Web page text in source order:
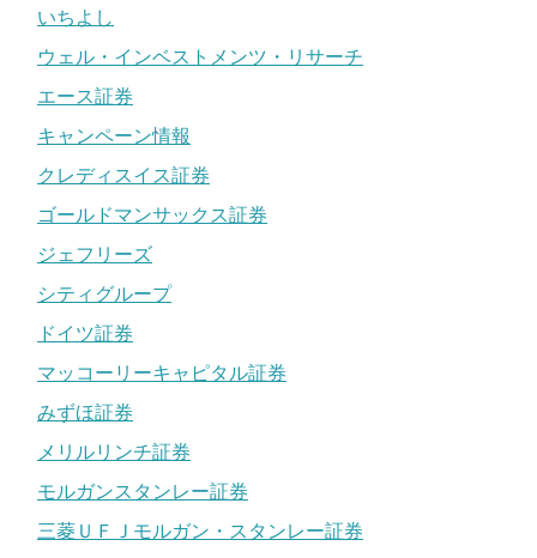
いちよし
ウェル・インベストメンツ・リサーチ
エース証券
キャンペーン情報
クレディスイス証券
ゴールドマンサックス証券
ジェフリーズ
シティグループ
ドイツ証券
マッコーリーキャピタル証券
みずほ証券
メリルリンチ証券
モルガンスタンレー証券
三菱ＵＦＪモルガン・スタンレー証券